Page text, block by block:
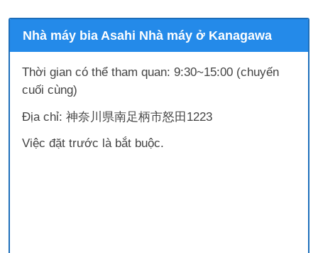
Nhà máy bia Asahi Nhà máy ở Kanagawa
Thời gian có thể tham quan: 9:30~15:00 (chuyến
cuối cùng)
Địa chỉ: 神奈川県南足柄市怒田1223
Việc đặt trước là bắt buộc.